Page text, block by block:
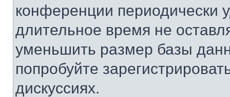
конференции периодически
длительное время не
уменьшить размер базы
попробуйте
дискуссиях.